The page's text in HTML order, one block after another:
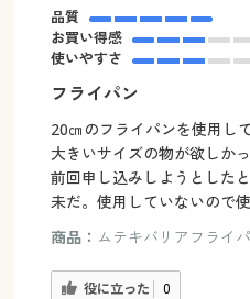
品質
お買い得感
使いやすさ
フライパン
20㎝のフライパンを使用し
大きいサイズの物が欲しか
前回申し込みしようとした
未だ。使用していないので
商品： ムテキバリアフライ
役に立った 0